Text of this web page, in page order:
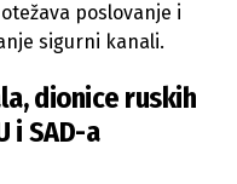
poslovanje i
sigurni kanali.
dionice ruskih
i SAD-a